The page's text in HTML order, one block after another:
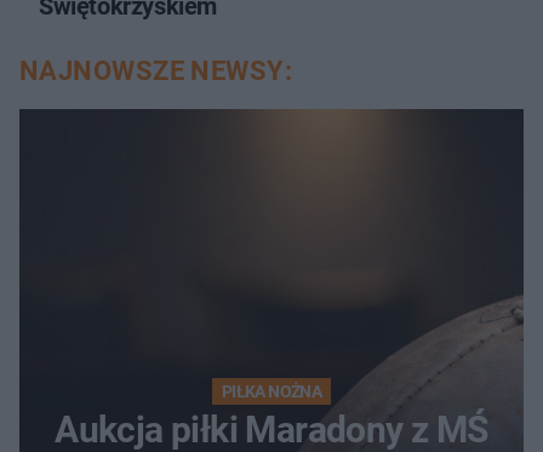
NAJNOWSZE NEWSY:
PIŁKA NOŻNA
Aukcja piłki Maradony z MŚ